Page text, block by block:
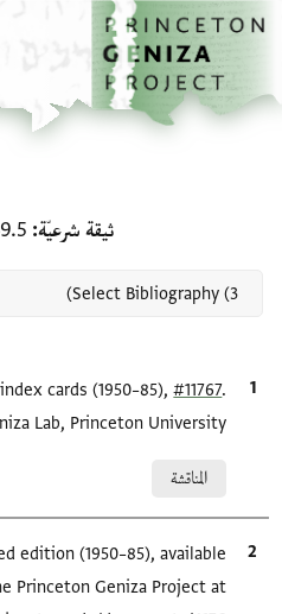
إلى المحتوى الرئيسي
الرئيسية
ثيقة شرعيّة
الاقتباس المرجعيcards (1950–85),#11767
Lab, Princeton University.
المناقشة
الاقتباس المرجعي
edition (1950–85), available
Princeton Geniza Project at